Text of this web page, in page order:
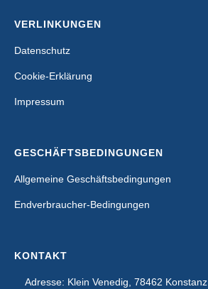
VERLINKUNGEN
Datenschutz
Cookie-Erklärung
Impressum
GESCHÄFTSBEDINGUNGEN
Allgemeine Geschäftsbedingungen
Endverbraucher-Bedingungen
KONTAKT
Adresse: Klein Venedig, 78462 Konstanz